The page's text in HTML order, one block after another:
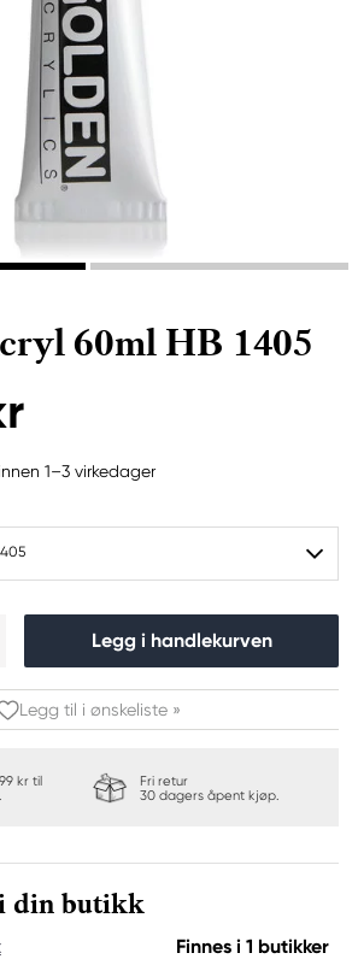
60ml HB 1405
1–3 virkedager
Legg i handlekurven
Legg til i ønskeliste »
kr til
Fri retur
30 dagers åpent kjøp.
din butikk
Finnes i 1 butikker